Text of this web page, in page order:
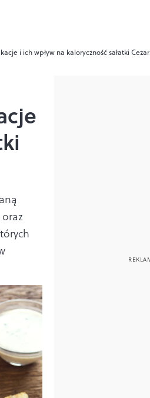
i ich wpływ na kaloryczność sałatki Cezar